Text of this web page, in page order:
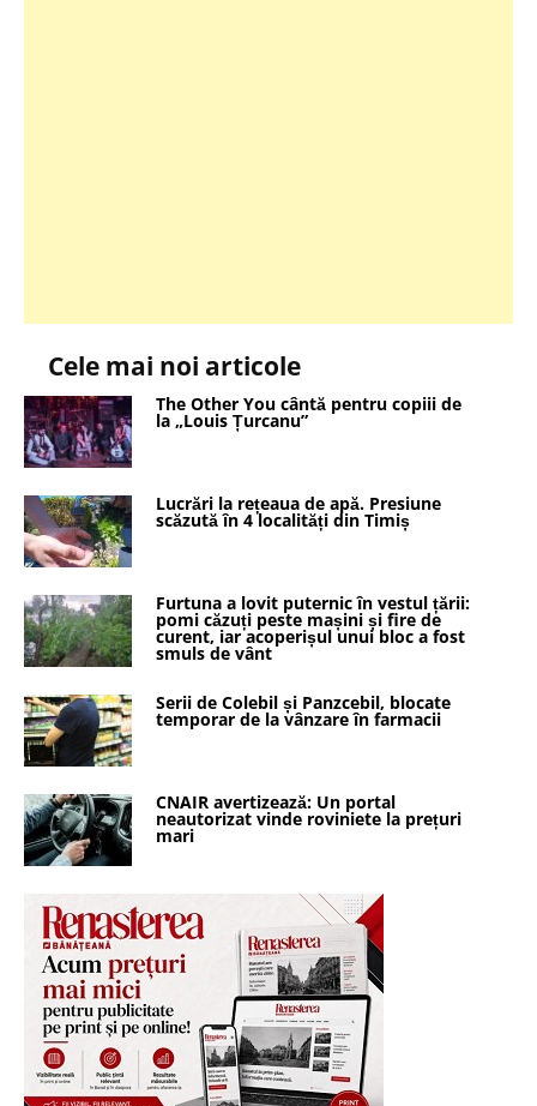
Cele mai noi articole
The Other You cântă pentru copiii de
la „Louis Țurcanu”
Lucrări la rețeaua de apă. Presiune
scăzută în 4 localități din Timiș
Furtuna a lovit puternic în vestul țării:
pomi căzuți peste mașini și fire de
curent, iar acoperișul unui bloc a fost
smuls de vânt
Serii de Colebil și Panzcebil, blocate
temporar de la vânzare în farmacii
CNAIR avertizează: Un portal
neautorizat vinde roviniete la prețuri
mari